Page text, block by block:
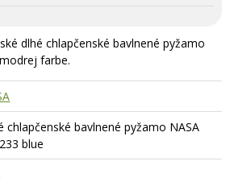
dlhé chlapčenské bavlnené pyžamo
farbe.
chlapčenské bavlnené pyžamo NASA
blue